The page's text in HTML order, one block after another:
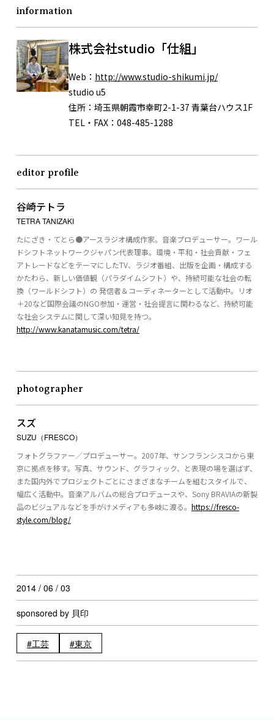
information
株式会社studio「仕組」
Web： http://www.studio-shikumi.jp/
studio u5
住所：埼玉県朝霞市幸町2-1-37 青葉台ハウス1F
TEL・FAX：048-485-1288
editor profile
谷崎テトラ
TETRA TANIZAKI
たにざき・てとら●アースラジオ構成作家。音楽プロデューサー。ワール
ドシフトネットワークジャパン代表理事。環境・平和・社会貢献・フェ
アトレードなどをテーマにしたTV、ラジオ番組、出版を企画・構成する
かたわら、新しい価値観（パラダイムシフト）や、持続可能な社会の転
換（ワールドシフト）の 発信者＆コーディネーターとして活動中。リオ
＋20など国際会議のNGO参加・運営・社会提言に関わるなど、持続可能
な社会システムに関して深い知見を持つ。
http://www.kanatamusic.com/tetra/
photographer
スズ
SUZU（FRESCO）
フォトグラファー／プロデューサー。2007年、サンフランシスコから東
京に拠点を移す。写真、サウンド、グラフィック、と表現の場を選ばず、
また国内外でプロジェクトごとにさまざまなチームを組むスタイルで、
幅広く活動中。音楽アルバムの総合プロデュースや、Sony BRAVIAの新製
品のビジュアルなどを手がけメディアも多岐に渡る。 https://fresco-
style.com/blog/
2014 / 06 / 03
sponsored by 貝印
工芸 東京